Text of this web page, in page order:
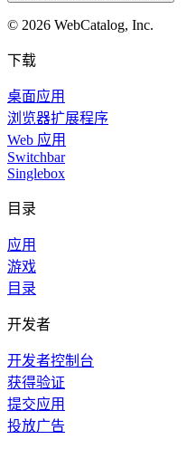
© 2026 WebCatalog, Inc.
下载
桌面应用
浏览器扩展程序
Web 应用
Switchbar
Singlebox
目录
应用
游戏
目录
开发者
开发者控制台
获得验证
提交应用
投放广告